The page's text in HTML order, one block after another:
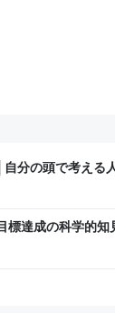
分の頭で考える
理・ロジカルシン
標達成の科学的知
決のための論理